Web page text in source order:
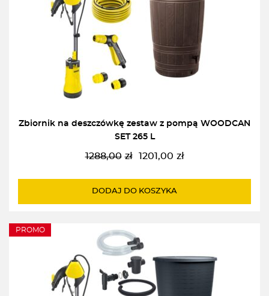
Zbiornik na deszczówkę zestaw z pompą WOODCAN
SET 265 L
1288,00 zł
Pierwotna
wynosiła:
1201,00 zł
Aktualna
wynosi:
DODAJ DO KOSZYKA
PROMO